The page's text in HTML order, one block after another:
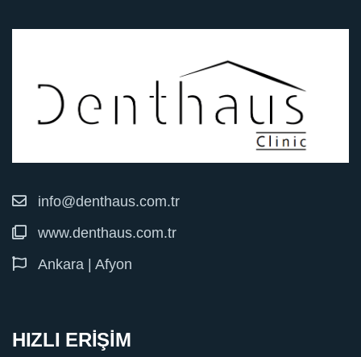
info@denthaus.com.tr
www.denthaus.com.tr
Ankara | Afyon
HIZLI ERİŞİM